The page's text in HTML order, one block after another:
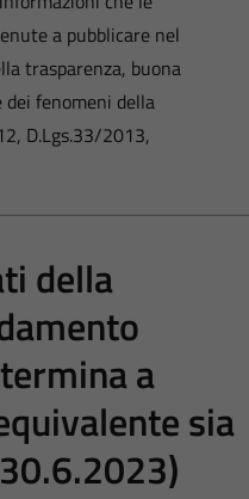
a pubblicare nel
trasparenza, buona
fenomeni della
D.Lgs.33/2013,
della
a
sia